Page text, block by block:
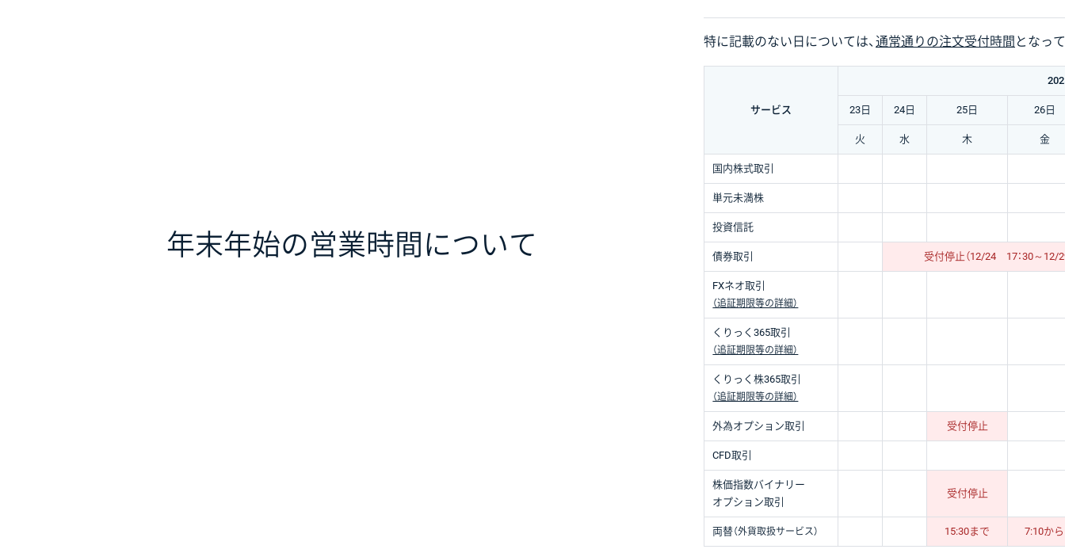
年末年始の営業時間について
特に記載のない日については、 通常通りの注文受付時間 となっ
サービス 23日 24日 25日 26日
火 水 木 金
国内株式取引
単元未満株
投資信託
債券取引 受付停止（12/24 17：30～12/
FXネオ取引
（追証期限等の詳細）
くりっく365取引
（追証期限等の詳細）
くりっく株365取引
（追証期限等の詳細）
外為オプション取引 受付停止
CFD取引
株価指数バイナリー
オプション取引
受付停止
両替（外貨取扱サービス） 15:30まで 7:10から